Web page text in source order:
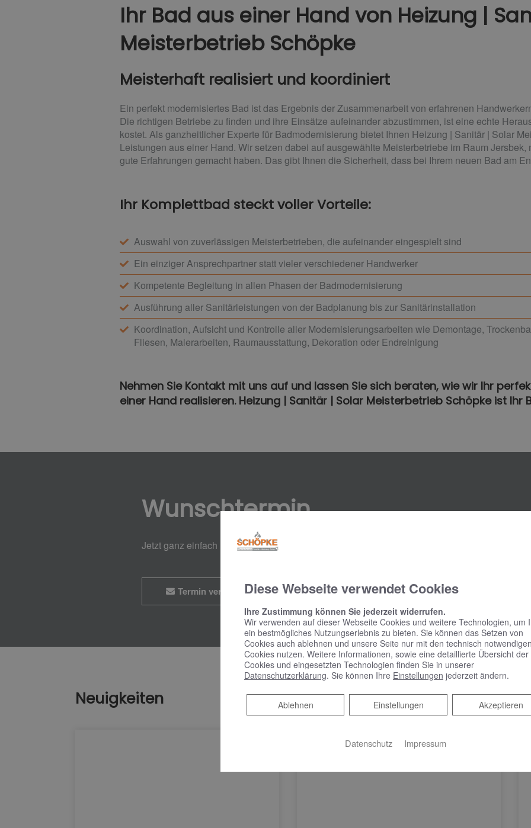
Ihr Bad aus einer Hand​ von Heizung |
Meisterbetrieb Schöpke
Meisterhaft realisiert und koordiniert
Ein perfekt modernisiertes Bad ist das Ergebnis der Zusammenarbeit von erfahrenen
Die richtigen Betriebe zu finden und ihre Einsätze aufeinander abzustimmen, ist eine echte
kostet. Als ganzheitlicher Experte für Badmodernisierung bietet Ihnen Heizung | Sanitär | Solar
Leistungen aus einer Hand. Wir setzen dabei auf ausgewählte Meisterbetriebe im Raum
gute Erfahrungen gemacht haben. Das gibt Ihnen die Sicherheit, dass bei Ihrem neuen Bad am
Ihr Komplettbad steckt voller Vorteile:
Auswahl von zuverlässigen Meisterbetrieben, die aufeinander eingespielt sind
Ein einziger Ansprechpartner statt vieler verschiedener Handwerker
Kompetente Begleitung in allen Phasen der Badmodernisierung
Ausführung aller Sanitärleistungen von der Badplanung bis zur Sanitärinstallation
Koordination, Aufsicht und Kontrolle aller Modernisierungsarbeiten wie Demontage,
Fliesen, Malerarbeiten, Raumausstattung, Dekoration oder Endreinigung
Nehmen Sie Kontakt mit uns auf und lassen Sie sich beraten, wie wir Ihr
einer Hand realisieren. Heizung | Sanitär | Solar Meisterbetrieb Schöpke ist Ihr
Wunschtermin
Jetzt ganz einfach und bequem Online Termine anfragen!
Termin vereinbaren
Neuigkeiten
Diese Webseite verwendet Cookies
Ihre Zustimmung können Sie jederzeit widerrufen.
Wir verwenden auf dieser Webseite Cookies und weitere Technologien, um
ein bestmögliches Nutzungserlebnis zu bieten. Sie können das Setzen von
Cookies auch ablehnen und unsere Seite nur mit den technisch notwendigen
Cookies nutzen. Weitere Informationen, sowie eine detaillierte Übersicht der
Cookies und eingesetzten Technologien finden Sie in unserer
Datenschutzerklärung. Sie können Ihre Einstellungen jederzeit ändern.
Akzeptieren
Einstellungen
Ablehnen
Ablehnen
Datenschutz Impressum